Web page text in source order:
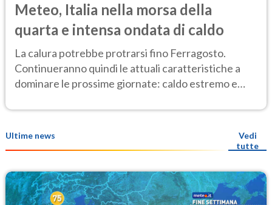
Meteo, Italia nella morsa della
quarta e intensa ondata di caldo
La calura potrebbe protrarsi fino Ferragosto.
Continueranno quindi le attuali caratteristiche a
dominare le prossime giornate: caldo estremo e
Ultime news
Vedi
tutte